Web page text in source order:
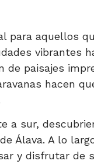
para aquellos
vibrantes
paisajes
hacen
a sur,
Álava. A lo
y disfrutar de